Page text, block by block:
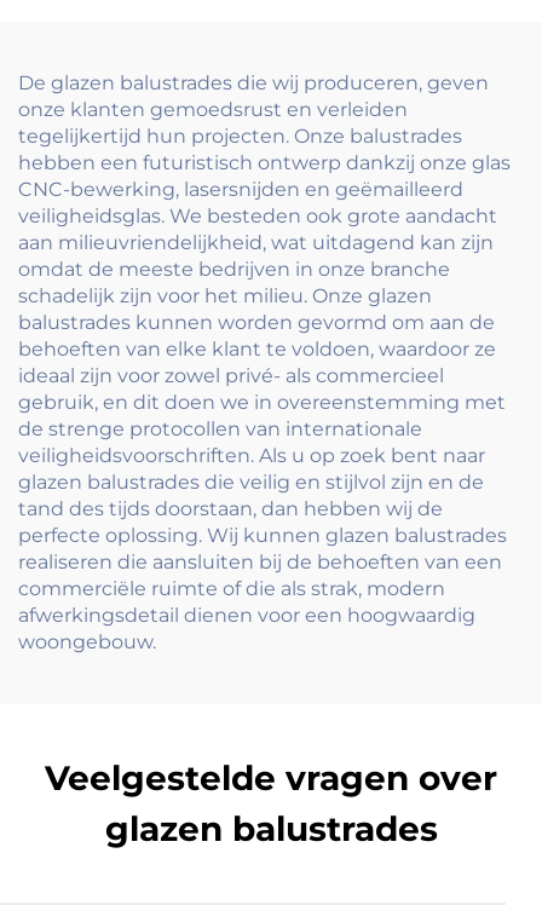
De glazen balustrades die wij produceren, geven
onze klanten gemoedsrust en verleiden
tegelijkertijd hun projecten. Onze balustrades
hebben een futuristisch ontwerp dankzij onze glas
CNC-bewerking, lasersnijden en geëmailleerd
veiligheidsglas. We besteden ook grote aandacht
aan milieuvriendelijkheid, wat uitdagend kan zijn
omdat de meeste bedrijven in onze branche
schadelijk zijn voor het milieu. Onze glazen
balustrades kunnen worden gevormd om aan de
behoeften van elke klant te voldoen, waardoor ze
ideaal zijn voor zowel privé- als commercieel
gebruik, en dit doen we in overeenstemming met
de strenge protocollen van internationale
veiligheidsvoorschriften. Als u op zoek bent naar
glazen balustrades die veilig en stijlvol zijn en de
tand des tijds doorstaan, dan hebben wij de
perfecte oplossing. Wij kunnen glazen balustrades
realiseren die aansluiten bij de behoeften van een
commerciële ruimte of die als strak, modern
afwerkingsdetail dienen voor een hoogwaardig
woongebouw.
Veelgestelde vragen over
glazen balustrades